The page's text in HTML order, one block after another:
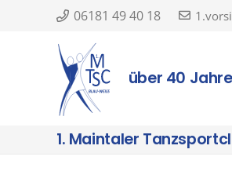
06181 49 40 18
über 40 Jahre
1. Maintaler